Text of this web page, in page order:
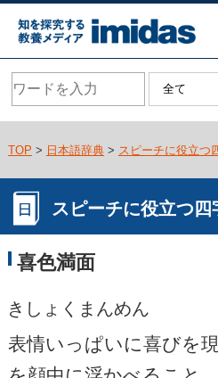
TOP > 日本語辞典> スピーチに役立つ
スピーチに役立つ四
喜色満面
きしょくまんめん
表情いっぱいに喜びを